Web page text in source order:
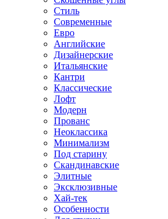
Стиль
Современные
Евро
Английские
Дизайнерские
Итальянские
Кантри
Классические
Лофт
Модерн
Прованс
Неоклассика
Минимализм
Под старину
Скандинавские
Элитные
Эксклюзивные
Хай-тек
Особенности